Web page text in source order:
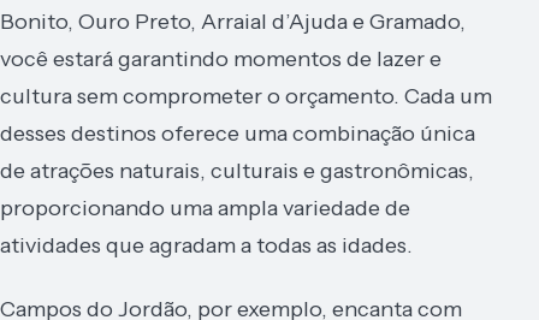
Bonito, Ouro Preto, Arraial d’Ajuda e Gramado,
você estará garantindo momentos de lazer e
cultura sem comprometer o orçamento. Cada um
desses destinos oferece uma combinação única
de atrações naturais, culturais e gastronômicas,
proporcionando uma ampla variedade de
atividades que agradam a todas as idades.
Campos do Jordão, por exemplo, encanta com